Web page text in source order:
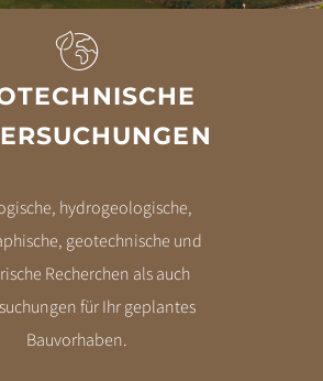
hydrogeologische,
geotechnische und
Recherchen als auch
für Ihr geplantes
Bauvorhaben.